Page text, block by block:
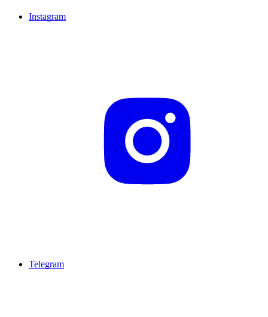
Instagram
Telegram